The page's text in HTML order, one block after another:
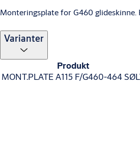
Monteringsplate for G460 glideskinne.
Varianter
Produkt
MONT.PLATE A115 F/G460-464